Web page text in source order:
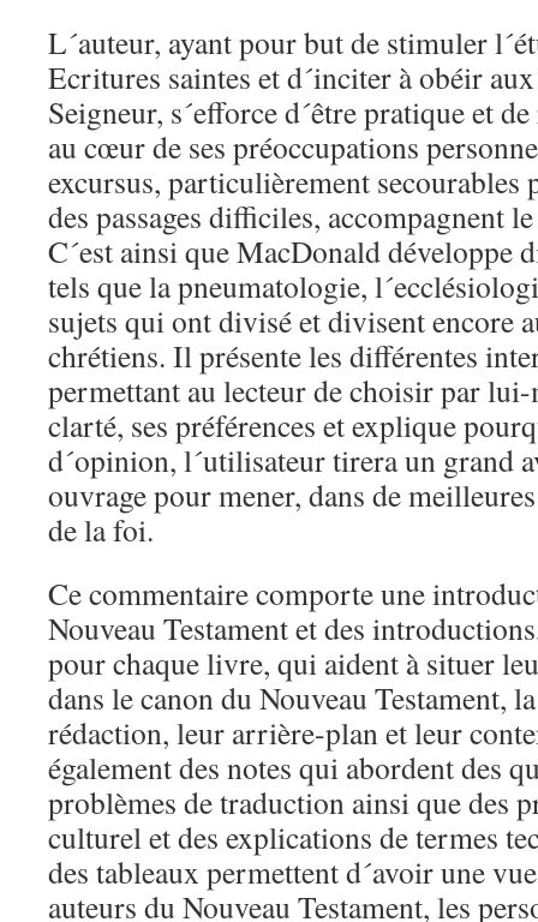
L´auteur, ayant pour but de stimuler
Ecritures saintes et d´inciter à obéir
Seigneur, s´efforce d´être pratique et
au cœur de ses préoccupations
excursus, particulièrement secourables
des passages difficiles, accompagnent
C´est ainsi que MacDonald développe
tels que la pneumatologie,
sujets qui ont divisé et divisent encore
chrétiens. Il présente les différentes
permettant au lecteur de choisir par lui-
clarté, ses préférences et explique
d´opinion, l´utilisateur tirera un grand
ouvrage pour mener, dans de
de la foi.
Ce commentaire comporte une
Nouveau Testament et des
pour chaque livre, qui aident à situer
dans le canon du Nouveau Testament,
rédaction, leur arrière-plan et leur
également des notes qui abordent des
problèmes de traduction ainsi que des
culturel et des explications de termes
des tableaux permettent d´avoir une
auteurs du Nouveau Testament, les